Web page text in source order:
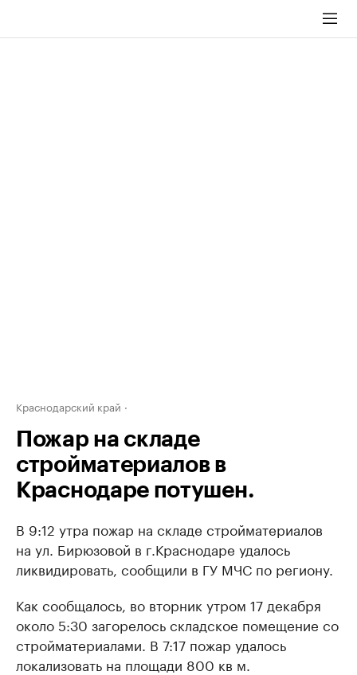
Краснодарский край
Пожар на складе
стройматериалов в
Краснодаре потушен.
В 9:12 утра пожар на складе стройматериалов
на ул. Бирюзовой в г.Краснодаре удалось
ликвидировать, сообщили в ГУ МЧС по региону.
Как сообщалось, во вторник утром 17 декабря
около 5:30 загорелось складское помещение со
стройматериалами. В 7:17 пожар удалось
локализовать на площади 800 кв м.